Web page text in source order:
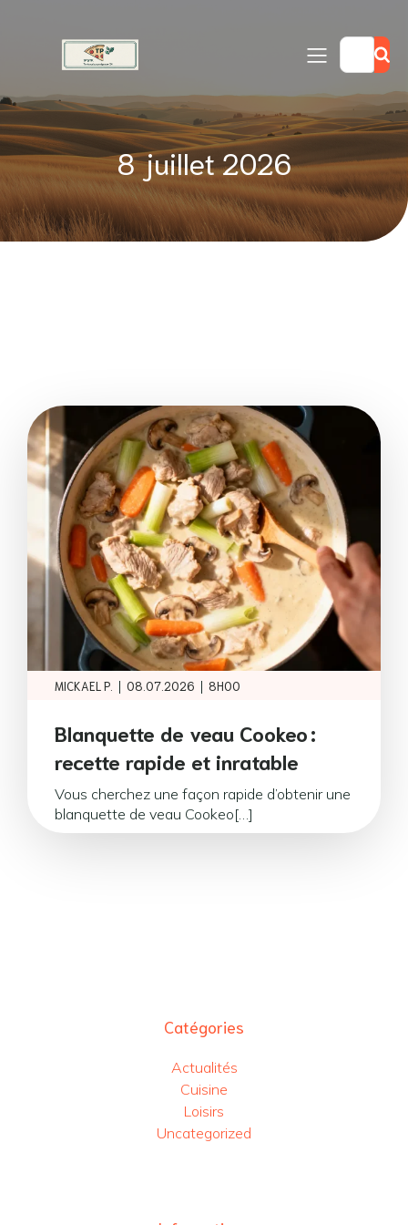
8 juillet 2026
MICKAEL P. | 08.07.2026 | 8H00
Blanquette de veau Cookeo :
recette rapide et inratable
Vous cherchez une façon rapide d’obtenir une
blanquette de veau Cookeo[…]
Catégories
Actualités
Cuisine
Loisirs
Uncategorized